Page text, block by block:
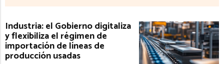
Industria: el Gobierno digitaliza
y flexibiliza el régimen de
importación de líneas de
producción usadas